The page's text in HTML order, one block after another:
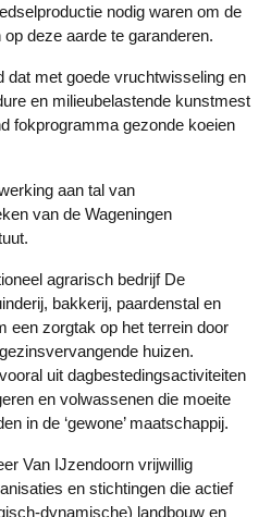
nodig waren om de
deze aarde te garanderen.
en milieubelastende kunstmest
fokprogramma gezonde koeien
van de Wageningen
bakkerij, paardenstal en
een zorgtak op het terrein door
huizen.
uit dagbestedingsactiviteiten
en volwassenen die moeite
in de ‘gewone’ maatschappij.
en stichtingen die actief
dynamische) landbouw en